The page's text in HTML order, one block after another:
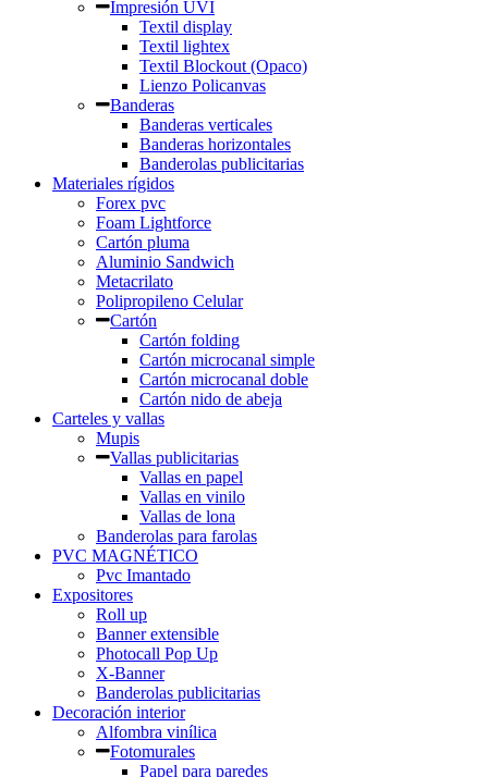
Impresión UVI
Textil display
Textil lightex
Textil Blockout (Opaco)
Lienzo Policanvas
Banderas
Banderas verticales
Banderas horizontales
Banderolas publicitarias
Materiales rígidos
Forex pvc
Foam Lightforce
Cartón pluma
Aluminio Sandwich
Metacrilato
Polipropileno Celular
Cartón
Cartón folding
Cartón microcanal simple
Cartón microcanal doble
Cartón nido de abeja
Carteles y vallas
Mupis
Vallas publicitarias
Vallas en papel
Vallas en vinilo
Vallas de lona
Banderolas para farolas
PVC MAGNÉTICO
Pvc Imantado
Expositores
Roll up
Banner extensible
Photocall Pop Up
X-Banner
Banderolas publicitarias
Decoración interior
Alfombra vinílica
Fotomurales
Papel para paredes